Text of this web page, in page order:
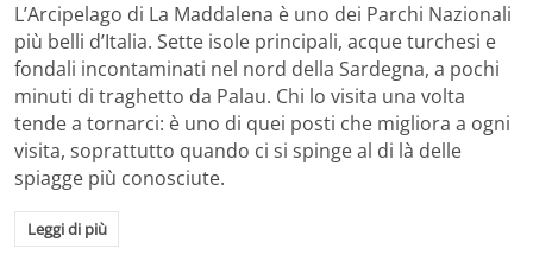
L’Arcipelago di La Maddalena è uno dei Parchi Nazionali
più belli d’Italia. Sette isole principali, acque turchesi e
fondali incontaminati nel nord della Sardegna, a pochi
minuti di traghetto da Palau. Chi lo visita una volta
tende a tornarci: è uno di quei posti che migliora a ogni
visita, soprattutto quando ci si spinge al di là delle
spiagge più conosciute.
Leggi di più